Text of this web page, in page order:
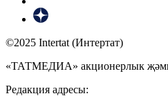
©2025 Intertat (Интертат)
«ТАТМЕДИА» акционерлык
Редакция адресы: